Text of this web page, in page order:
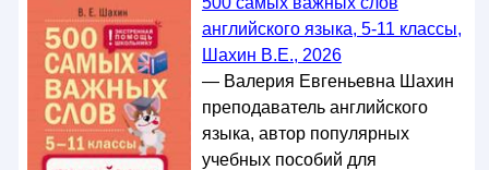
английского языка, 5-11 классы,
Шахин В.Е., 2026
— Валерия Евгеньевна Шахин
преподаватель английского
языка, автор популярных
учебных пособий для